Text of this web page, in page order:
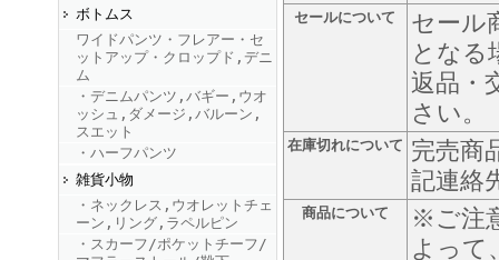
FINEBOYS2025年8月号
ボトムス
ワイドパンツ・フレアー・セ
ットアップ・クロップド,デニ
ム
・デニムパンツ,バギー,ウオ
ッシュ,ダメージ,バルーン,
スエット
・ハーフパンツ
雑貨小物
・ネックレス,ウオレットチェ
ーン,リング,ラペルピン
・スカーフ/ポケットチーフ/
セールについて
セール
となる
返品・
さい。
在庫切れについて 完売商
記連絡
商品について
※ご注
よって